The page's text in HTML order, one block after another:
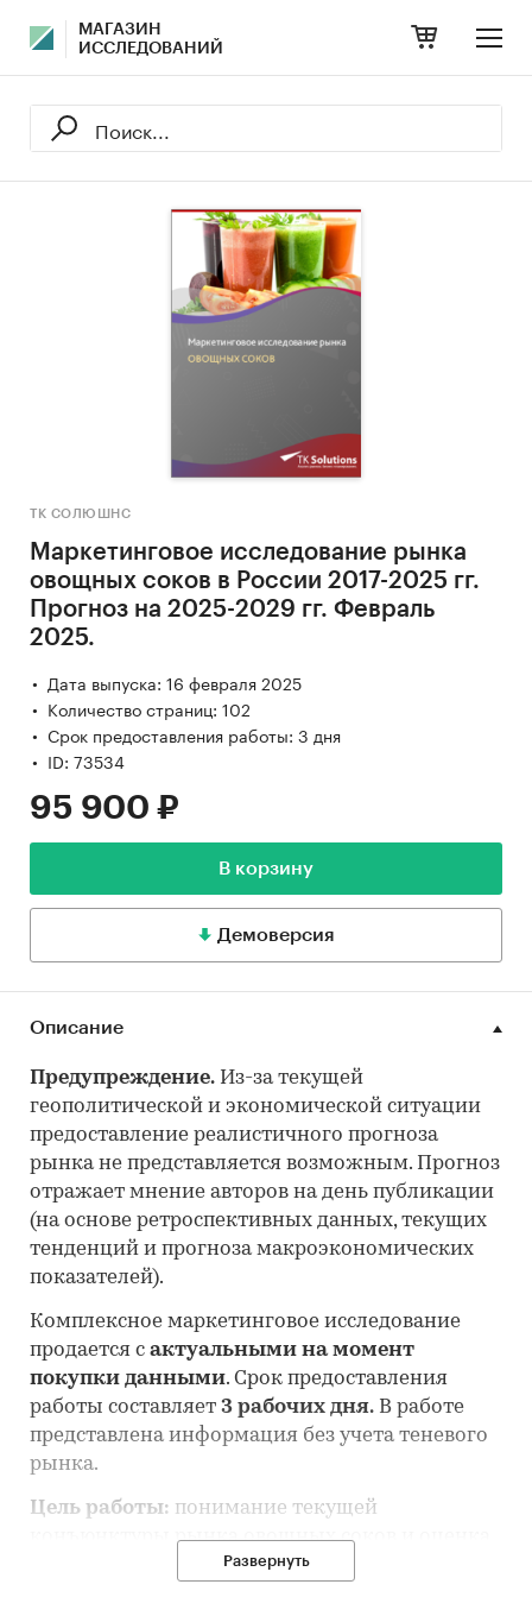
МАГАЗИН
ИССЛЕДОВАНИЙ
ТК СОЛЮШНС
Маркетинговое исследование рынка
овощных соков в России 2017-2025 гг.
Прогноз на 2025-2029 гг. Февраль
2025.
Дата выпуска: 16 февраля 2025
Количество страниц: 102
Срок предоставления работы: 3 дня
ID: 73534
95 900 ₽
В корзину
Демоверсия
Описание
Предупреждение. Из-за текущей
геополитической и экономической ситуации
предоставление реалистичного прогноза
рынка не представляется возможным. Прогноз
отражает мнение авторов на день публикации
(на основе ретроспективных данных, текущих
тенденций и прогноза макроэкономических
показателей).
Комплексное маркетинговое исследование
продается с актуальными на момент
покупки данными. Срок предоставления
работы составляет 3 рабочих дня. В работе
представлена информация без учета теневого
рынка.
Цель работы: понимание текущей
конъюнктуры рынка овощных соков и оценка
перспектив его развития.
Развернуть